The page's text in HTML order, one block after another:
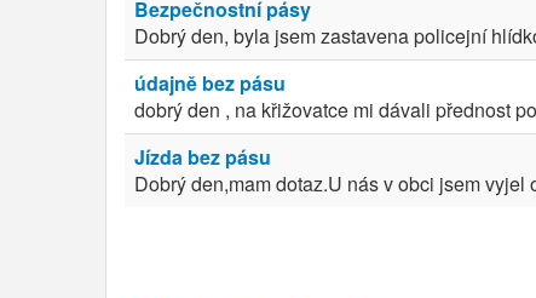
Bezpečnostní pásy
Dobrý den, byla jsem zastavena policejní
údajně bez pásu
dobrý den , na křižovatce mi dávali přednost
Jízda bez pásu
Dobrý den,mam dotaz.U nás v obci jsem